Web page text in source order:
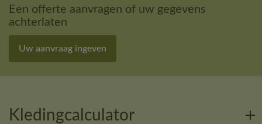
Een offerte aanvragen of uw gegevens
achterlaten
Uw aanvraag ingeven
Kledingcalculator